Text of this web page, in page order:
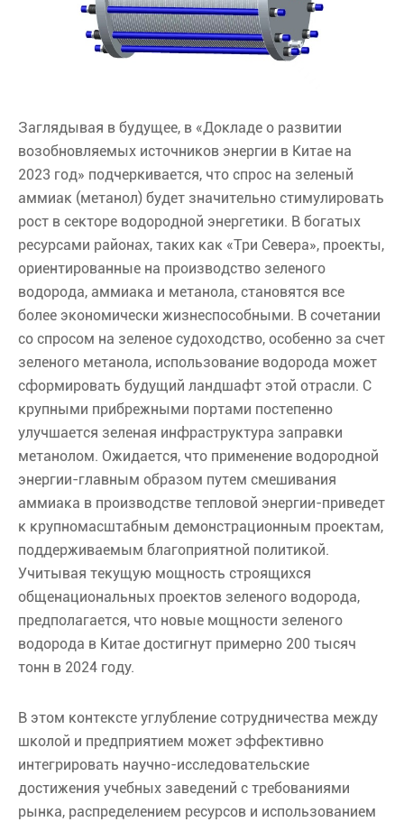
Заглядывая в будущее, в «Докладе о развитии
возобновляемых источников энергии в Китае на
2023 год» подчеркивается, что спрос на зеленый
аммиак (метанол) будет значительно стимулировать
рост в секторе водородной энергетики. В богатых
ресурсами районах, таких как «Три Севера», проекты,
ориентированные на производство зеленого
водорода, аммиака и метанола, становятся все
более экономически жизнеспособными. В сочетании
со спросом на зеленое судоходство, особенно за счет
зеленого метанола, использование водорода может
сформировать будущий ландшафт этой отрасли. С
крупными прибрежными портами постепенно
улучшается зеленая инфраструктура заправки
метанолом. Ожидается, что применение водородной
энергии-главным образом путем смешивания
аммиака в производстве тепловой энергии-приведет
к крупномасштабным демонстрационным проектам,
поддерживаемым благоприятной политикой.
Учитывая текущую мощность строящихся
общенациональных проектов зеленого водорода,
предполагается, что новые мощности зеленого
водорода в Китае достигнут примерно 200 тысяч
тонн в 2024 году.
В этом контексте углубление сотрудничества между
школой и предприятием может эффективно
интегрировать научно-исследовательские
достижения учебных заведений с требованиями
рынка, распределением ресурсов и использованием